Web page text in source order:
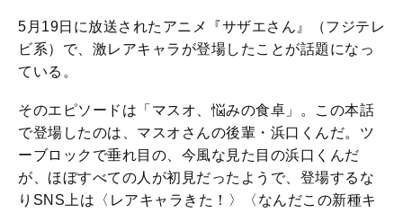
5月19日に放送されたアニメ『サザエさん』（フジテレ
ビ系）で、激レアキャラが登場したことが話題になっ
ている。
そのエピソードは「マスオ、悩みの食卓」。この本話
で登場したのは、マスオさんの後輩・浜口くんだ。ツ
ーブロックで垂れ目の、今風な見た目の浜口くんだ
が、ほぼすべての人が初見だったようで、登場するな
りSNS上は〈レアキャラきた！〉〈なんだこの新種キ